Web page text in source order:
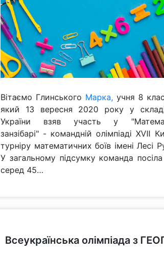
Вітаємо Глинського Марка, учня 8
який 13 вересня 2020 року у складі
України взяв участь у
занзібарі" - командній олімпіаді ХVII
турніру математичних боїв імені Лесі
У загальному підсумку команда посіла
серед 45…
Всеукраїнська олімпіада з